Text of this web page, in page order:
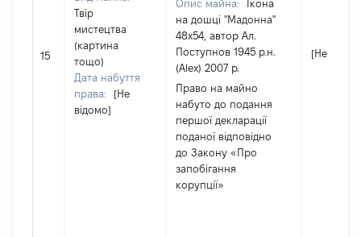
15
Твір
мистецтва
(картина
тощо)
Дата набуття
права:
[Не
відомо]
Опис майна:
Ікона
на дошці "Мадонна"
48х54, автор Ал.
Поступнов 1945 р.н.
(Alex) 2007 р.
Право на майно
набуто до подання
першої декларації
поданої відповідно
до Закону «Про
запобігання
корупції»
[Не